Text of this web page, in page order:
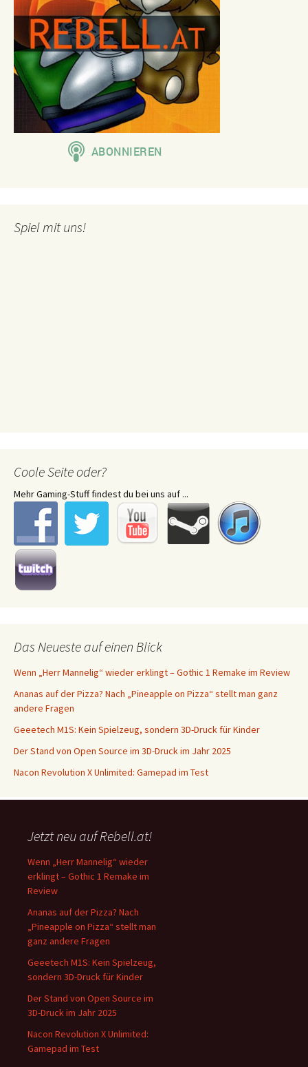
Spiel mit uns!
Coole Seite oder?
Mehr Gaming-Stuff findest du bei uns auf ...
Das Neueste auf einen Blick
Wenn „Herr Mannelig“ wieder erklingt – Gothic 1 Remake im Review
Ananas auf der Pizza? Nach „Pineapple on Pizza“ stellt man ganz
andere Fragen
Geeetech M1S: Kein Spielzeug, sondern 3D-Druck für Kinder
Der Stand von Open Source im 3D-Druck im Jahr 2025
Nacon Revolution X Unlimited: Gamepad im Test
Jetzt neu auf Rebell.at!
Wenn „Herr Mannelig“ wieder
erklingt – Gothic 1 Remake im
Review
Ananas auf der Pizza? Nach
„Pineapple on Pizza“ stellt man
ganz andere Fragen
Geeetech M1S: Kein Spielzeug,
sondern 3D-Druck für Kinder
Der Stand von Open Source im
3D-Druck im Jahr 2025
Nacon Revolution X Unlimited:
Gamepad im Test